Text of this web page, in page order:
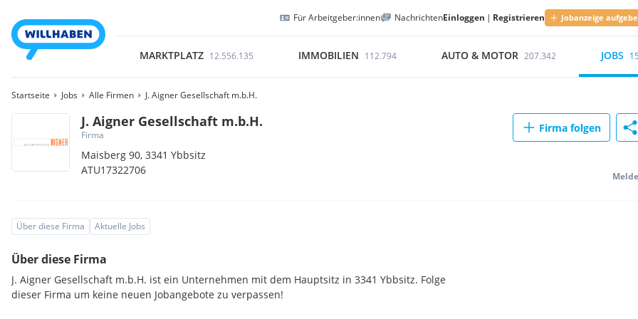
Für Arbeitgeber:innen NachrichtenEinloggen | Registrieren Jobanzeige
MARKTPLATZ 12.556.135 IMMOBILIEN 112.794 AUTO & MOTOR 207.342 JOBS
Startseite Jobs Alle Firmen J. Aigner Gesellschaft m.b.H.
J. Aigner Gesellschaft m.b.H.
Firma
Maisberg 90,3341Ybbsitz
ATU17322706
Firma folgen
Über diese Firma Aktuelle Jobs
Über diese Firma
J. Aigner Gesellschaft m.b.H. ist ein Unternehmen mit dem Hauptsitz in 3341 Ybbsitz. Folge
dieser Firma um keine neuen Jobangebote zu verpassen!